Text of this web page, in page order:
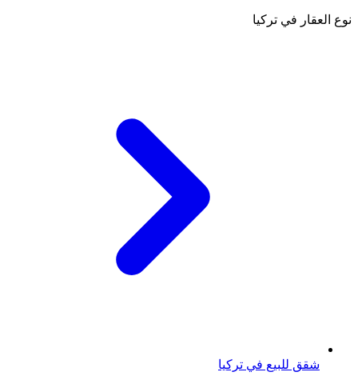
نوع العقار في تركيا
شقق للبيع في تركيا